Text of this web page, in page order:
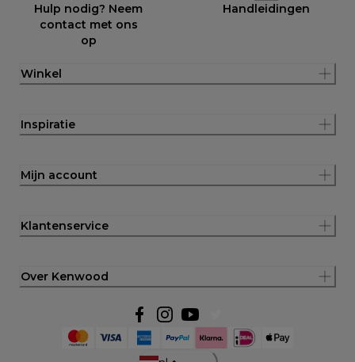
Hulp nodig? Neem
contact met ons
op
Handleidingen
Winkel
Inspiratie
Mijn account
Klantenservice
Over Kenwood